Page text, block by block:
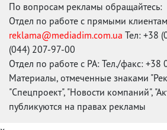
По вопросам рекламы обращайтесь:
Отдел по работе с прямыми
reklama@mediadim.com.ua Тел: +38
(044) 207-97-00
Отдел по работе с РА: Тел./факс:
Материалы, отмеченные знаками
"Спецпроект", "Новости компаний",
публикуются на правах рекламы